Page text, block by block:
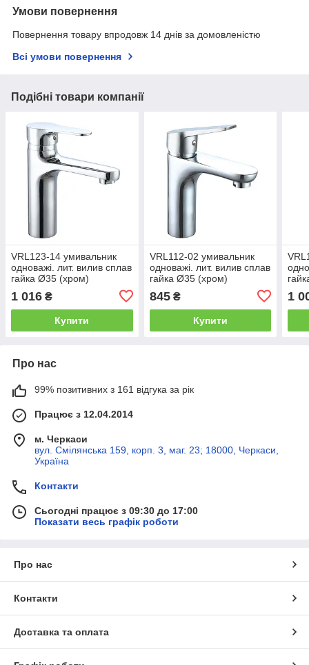
Умови повернення
Повернення товару впродовж 14 днів за домовленістю
Всі умови повернення
Подібні товари компанії
VRL123-14 умивальник
одноважі. лит. вилив сплав
гайка Ø35 (хром)
1 016 ₴
Купити
VRL112-02 умивальник
одноважі. лит. вилив сплав
гайка Ø35 (хром)
845₴
Купити
1
Про нас
99% позитивних з 161 відгука за рік
Працює з 12.04.2014
м. Черкаси
вул. Смілянська 159, корп. 3, маг. 23; 18000, Черкаси,
Україна
Контакти
Сьогодні працює з 09:30 до 17:00
Показати весь графік роботи
Про нас
Контакти
Доставка та оплата